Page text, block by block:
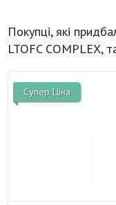
Покупці, які
LTOFC COMPLEX,
Супер Ціна